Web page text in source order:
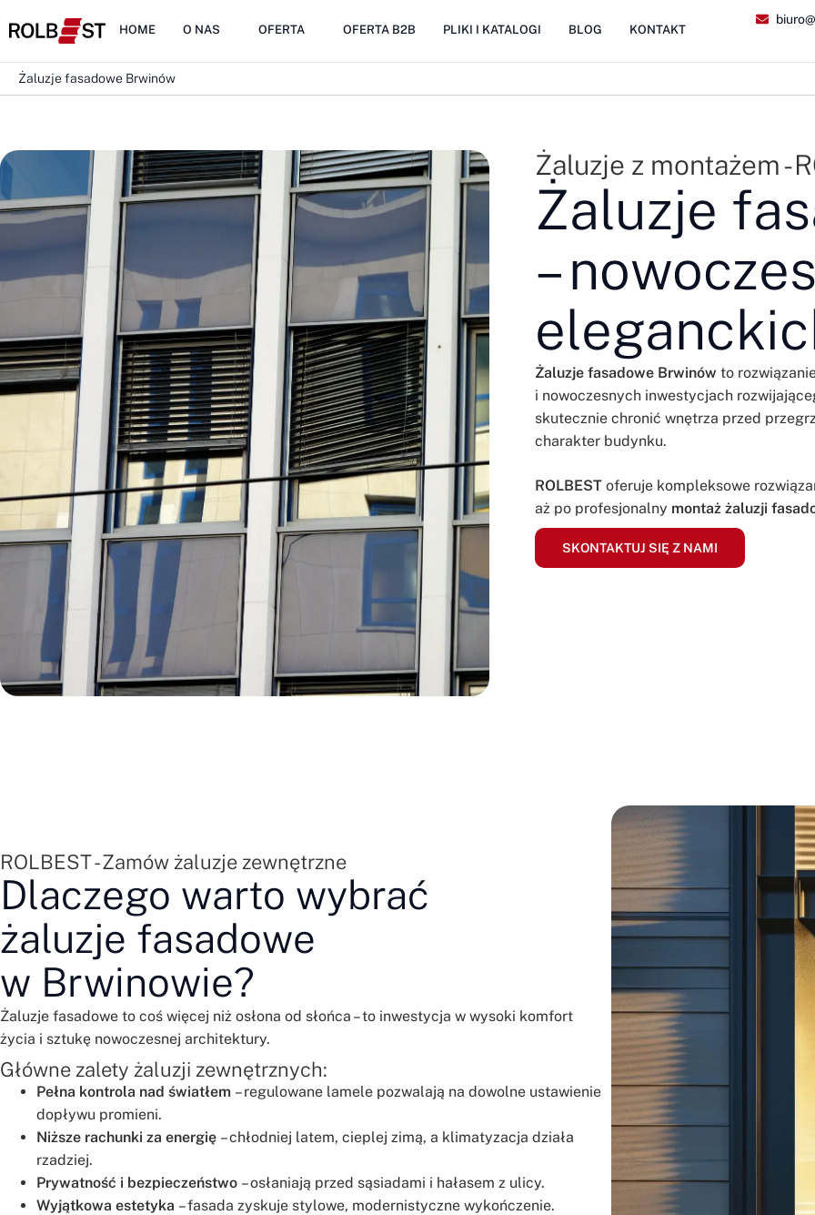
HOME O NAS OFERTA OFERTA B2B PLIKI I KATALOGI BLOG KONTAKT
Żaluzje fasadowe Brwinów
Żaluzje z montażem -
Żaluzje
–
Żaluzje fasadowe Brwinów to
i nowoczesnych inwestycjach
skutecznie chronić wnętrza przed
charakter budynku.
ROLBESToferuje kompleksowe
aż po profesjonalny montaż żaluzji
SKONTAKTUJ SIĘ Z NAMI
ROLBEST - Zamów żaluzje zewnętrzne
Dlaczego warto wybrać
żaluzje fasadowe
w Brwinowie?
Żaluzje fasadowe to coś więcej niż osłona od słońca – to inwestycja w wysoki komfort
życia i sztukę nowoczesnej architektury.
Główne zalety żaluzji zewnętrznych:
Pełna kontrola nad światłem – regulowane lamele pozwalają na dowolne ustawienie
dopływu promieni.
Niższe rachunki za energię – chłodniej latem, cieplej zimą, a klimatyzacja działa
rzadziej.
Prywatność i bezpieczeństwo – osłaniają przed sąsiadami i hałasem z ulicy.
Wyjątkowa estetyka – fasada zyskuje stylowe, modernistyczne wykończenie.